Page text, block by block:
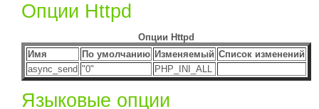
Опции Httpd
Опции Httpd
Имя
По умолчанию Изменяемый Список изменений
async_send "0" PHP_INI_ALL
Языковые опции